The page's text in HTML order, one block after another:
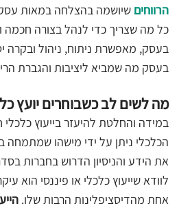
הרווחים שיושמה בהצלחה במאות
כל מה שצריך כדי לנהל בצורה חכמה
בעסק, מאפשרת ניתוח, ניהול ובקרה
בעסק מה שמביא ליציבות והגברת
מה לשים לב כשבוחרים יועץ
במידה והחלטת להיעזר בייעוץ כלכלי
הכלכלי ניתן על ידי מישהו שמתמחה
את הידע והניסיון הדרוש בחברות
לוודא שייעוץ כלכלי או פיננסי הוא
אחת מהדיסציפלינות הרבות שלו.